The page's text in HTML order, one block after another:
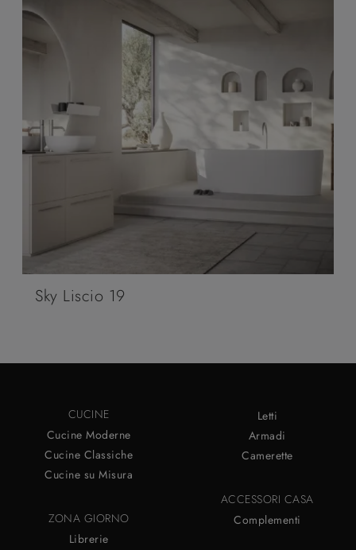
Sky Liscio 19
CUCINE
Cucine Moderne
Cucine Classiche
Cucine su Misura
ZONA GIORNO
Librerie
Letti
Armadi
Camerette
ACCESSORI CASA
Complementi